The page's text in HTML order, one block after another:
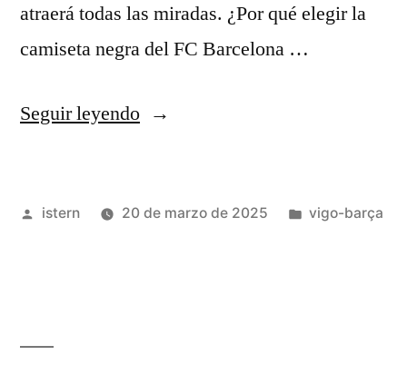
atraerá todas las miradas. ¿Por qué elegir la
camiseta negra del FC Barcelona …
Seguir leyendo«camiseta
2025
Publicado
istern 20 de marzo de 2025
Publicado
vigo-barça